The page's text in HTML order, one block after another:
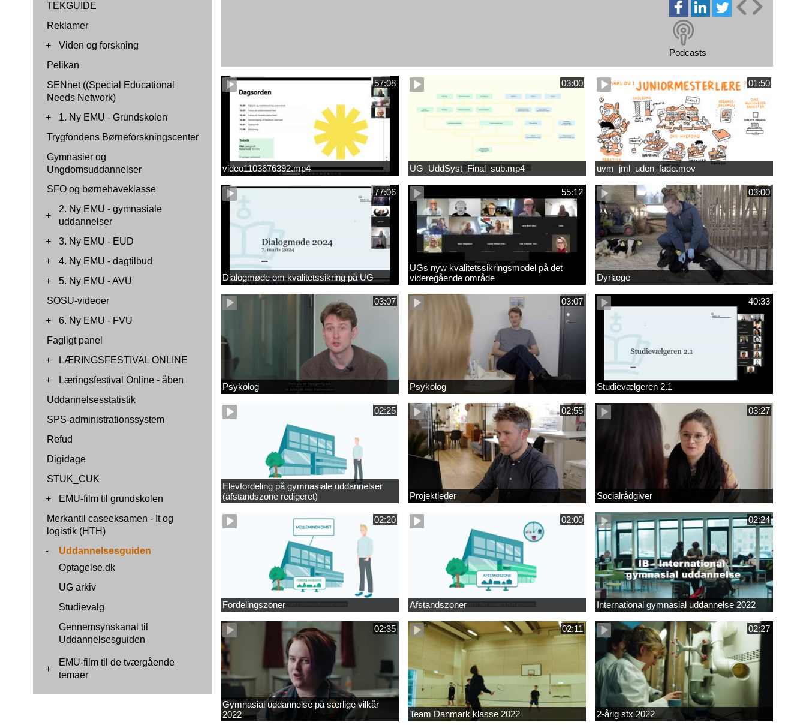
TEKGUIDE
Reklamer
+
Viden og forskning
Pelikan
SENnet ((Special Educational
Needs Network)
+
1. Ny EMU - Grundskolen
Trygfondens Børneforskningscenter
Gymnasier og
Ungdomsuddannelser
SFO og børnehaveklasse
+
2. Ny EMU - gymnasiale
uddannelser
+
3. Ny EMU - EUD
+
4. Ny EMU - dagtilbud
+
5. Ny EMU - AVU
SOSU-videoer
+
6. Ny EMU - FVU
Fagligt panel
+
LÆRINGSFESTIVAL ONLINE
+
Læringsfestival Online - åben
Uddannelsesstatistik
SPS-administrationssystem
Refud
Digidage
STUK_CUK
+
EMU-film til grundskolen
Merkantil caseeksamen - It og
logistik (HTH)
-
Uddannelsesguiden
Optagelse.dk
UG arkiv
Studievalg
Gennemsynskanal til
Uddannelsesguiden
+
EMU-film til de tværgående
temaer
Podcasts
57:08
video1103676392.mp4
03:00
UG_UddSyst_Final_sub.mp4
01:50
uvm_jml_uden_fade.mov
77:06
Dialogmøde om kvalitetssikring på UG
55:12
UGs nyw kvalitetssikringsmodel på det
videregående område
03:00
Dyrlæge
03:07
Psykolog
03:07
Psykolog
40:33
Studievælgeren 2.1
02:25
Elevfordeling på gymnasiale uddannelser
(afstandszone redigeret)
02:55
Projektleder
03:27
Socialrådgiver
02:20
Fordelingszoner
02:00
Afstandszoner
02:24
International gymnasial uddannelse 2022
02:35
Gymnasial uddannelse på særlige vilkår
2022
02:11
Team Danmark klasse 2022
02:27
2-årig stx 2022